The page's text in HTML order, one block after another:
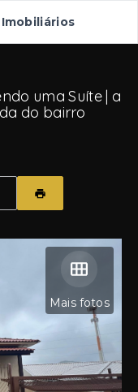
uma Suíte | a
do bairro
Mais fotos